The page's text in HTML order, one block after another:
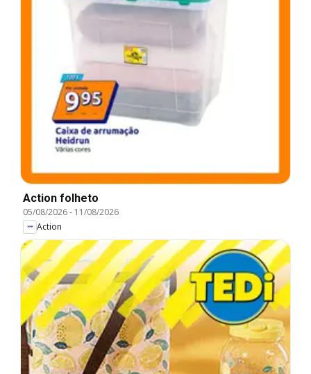
Action folheto
05/08/2026- 11/08/2026
Action